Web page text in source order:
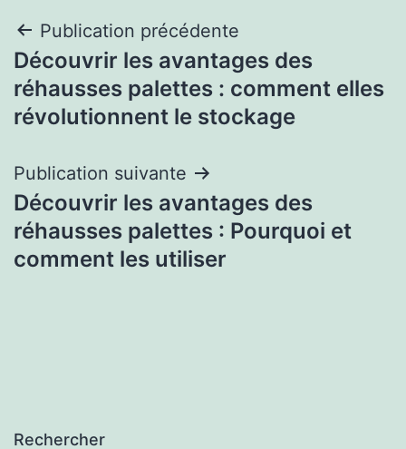
Navigation
de
l’article
Publication précédente
Découvrir les avantages des
réhausses palettes : comment elles
révolutionnent le stockage
Publication suivante
Découvrir les avantages des
réhausses palettes : Pourquoi et
comment les utiliser
Rechercher